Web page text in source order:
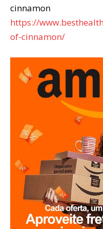
cinnamon
https://
of-cinnamon/